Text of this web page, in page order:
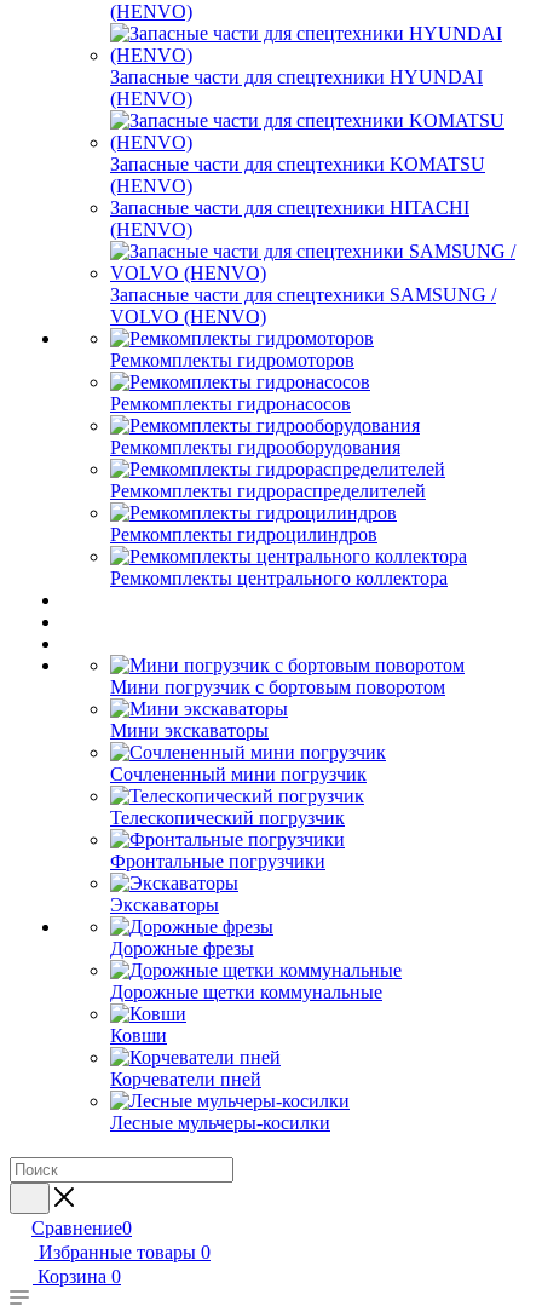
(HENVO)
Запасные части для спецтехники HYUNDAI
(HENVO)
Запасные части для спецтехники KOMATSU
(HENVO)
Запасные части для спецтехники HITACHI
(HENVO)
Запасные части для спецтехники SAMSUNG /
VOLVO (HENVO)
Ремкомплекты гидромоторов
Ремкомплекты гидронасосов
Ремкомплекты гидрооборудования
Ремкомплекты гидрораспределителей
Ремкомплекты гидроцилиндров
Ремкомплекты центрального коллектора
Мини погрузчик с бортовым поворотом
Мини экскаваторы
Сочлененный мини погрузчик
Телескопический погрузчик
Фронтальные погрузчики
Экскаваторы
Дорожные фрезы
Дорожные щетки коммунальные
Ковши
Корчеватели пней
Лесные мульчеры-косилки
Сравнение0
Избранные товары 0
Корзина 0